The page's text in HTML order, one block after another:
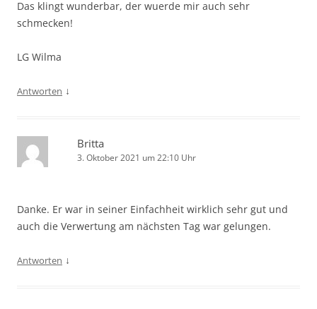
Das klingt wunderbar, der wuerde mir auch sehr
schmecken!
LG Wilma
Antworten ↓
Britta
3. Oktober 2021 um 22:10 Uhr
Danke. Er war in seiner Einfachheit wirklich sehr gut und
auch die Verwertung am nächsten Tag war gelungen.
Antworten ↓